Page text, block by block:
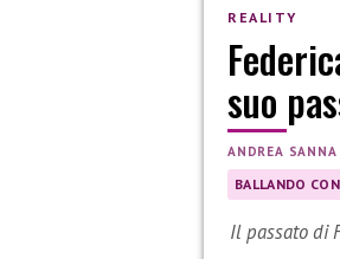
REALITY
suo
ANDREA SANNA
BALLANDO
Il passato di